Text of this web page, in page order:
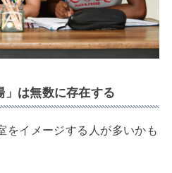
」は無数に存在する
をイメージする人が多いかも